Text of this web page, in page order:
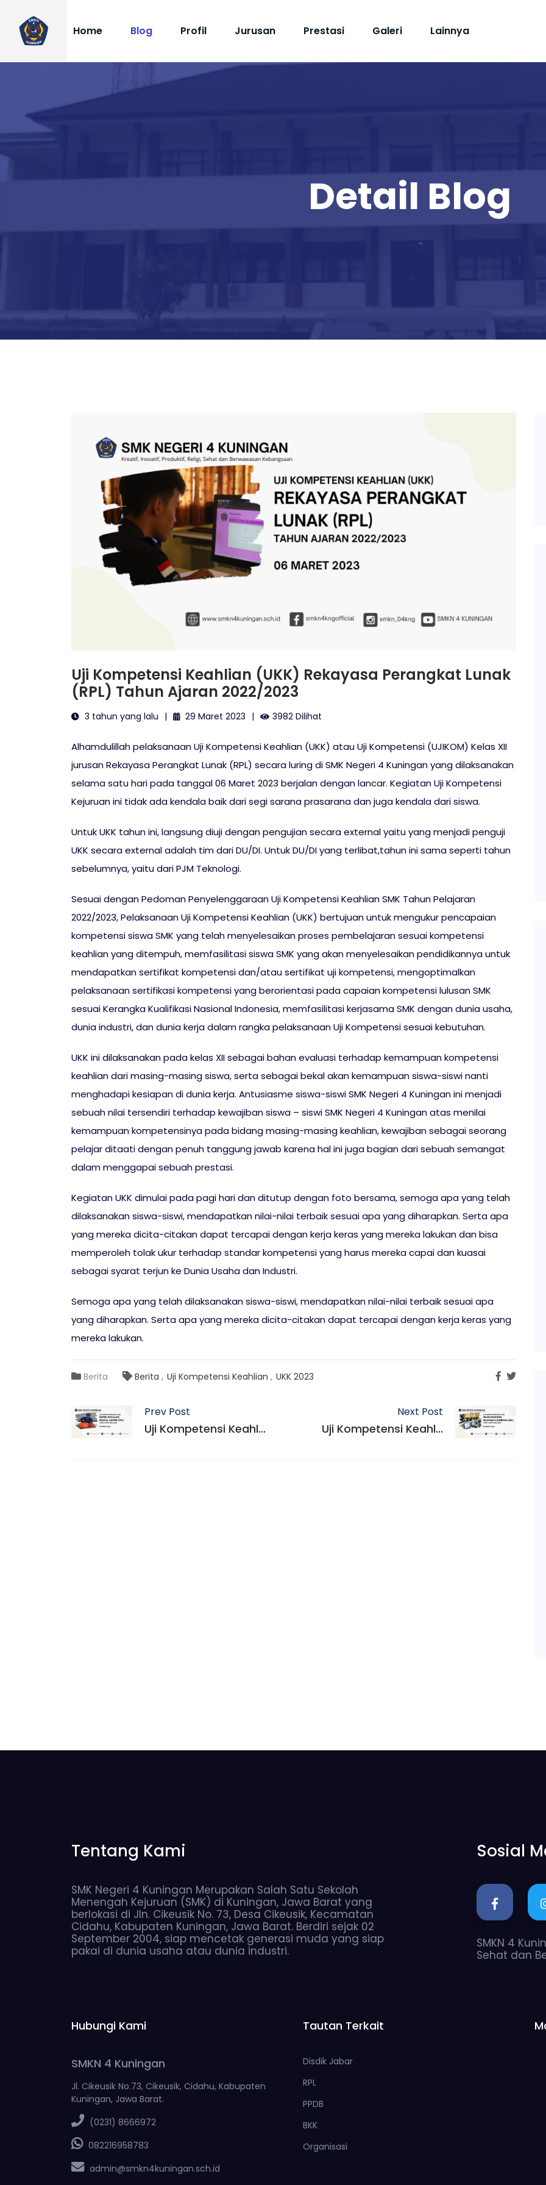
Home Blog Profil Jurusan Prestasi Galeri Lainnya
Detail Blog
Uji Kompetensi Keahlian (UKK) Rekayasa Perangkat Lunak
(RPL) Tahun Ajaran 2022/2023
3 tahun yang lalu 29 Maret 2023 3982 Dilihat
Alhamdulillah pelaksanaan Uji Kompetensi Keahlian (UKK) atau Uji Kompetensi (UJIKOM) Kelas XII
jurusan Rekayasa Perangkat Lunak (RPL) secara luring di SMK Negeri 4 Kuningan yang dilaksanakan
selama satu hari pada tanggal 06 Maret 2023 berjalan dengan lancar. Kegiatan Uji Kompetensi
Kejuruan ini tidak ada kendala baik dari segi sarana prasarana dan juga kendala dari siswa.
Untuk UKK tahun ini, langsung diuji dengan pengujian secara external yaitu yang menjadi penguji
UKK secara external adalah tim dari DU/DI. Untuk DU/DI yang terlibat,tahun ini sama seperti tahun
sebelumnya, yaitu dari PJM Teknologi.
Sesuai dengan Pedoman Penyelenggaraan Uji Kompetensi Keahlian SMK Tahun Pelajaran
2022/2023, Pelaksanaan Uji Kompetensi Keahlian (UKK) bertujuan untuk mengukur pencapaian
kompetensi siswa SMK yang telah menyelesaikan proses pembelajaran sesuai kompetensi
keahlian yang ditempuh, memfasilitasi siswa SMK yang akan menyelesaikan pendidikannya untuk
mendapatkan sertifikat kompetensi dan/atau sertifikat uji kompetensi, mengoptimalkan
pelaksanaan sertifikasi kompetensi yang berorientasi pada capaian kompetensi lulusan SMK
sesuai Kerangka Kualifikasi Nasional Indonesia, memfasilitasi kerjasama SMK dengan dunia usaha,
dunia industri, dan dunia kerja dalam rangka pelaksanaan Uji Kompetensi sesuai kebutuhan.
UKK ini dilaksanakan pada kelas XII sebagai bahan evaluasi terhadap kemampuan kompetensi
keahlian dari masing-masing siswa, serta sebagai bekal akan kemampuan siswa-siswi nanti
menghadapi kesiapan di dunia kerja. Antusiasme siswa-siswi SMK Negeri 4 Kuningan ini menjadi
sebuah nilai tersendiri terhadap kewajiban siswa – siswi SMK Negeri 4 Kuningan atas menilai
kemampuan kompetensinya pada bidang masing-masing keahlian, kewajiban sebagai seorang
pelajar ditaati dengan penuh tanggung jawab karena hal ini juga bagian dari sebuah semangat
dalam menggapai sebuah prestasi.
Kegiatan UKK dimulai pada pagi hari dan ditutup dengan foto bersama, semoga apa yang telah
dilaksanakan siswa-siswi, mendapatkan nilai-nilai terbaik sesuai apa yang diharapkan. Serta apa
yang mereka dicita-citakan dapat tercapai dengan kerja keras yang mereka lakukan dan bisa
memperoleh tolak ukur terhadap standar kompetensi yang harus mereka capai dan kuasai
sebagai syarat terjun ke Dunia Usaha dan Industri.
Semoga apa yang telah dilaksanakan siswa-siswi, mendapatkan nilai-nilai terbaik sesuai apa
yang diharapkan. Serta apa yang mereka dicita-citakan dapat tercapai dengan kerja keras yang
mereka lakukan.
Berita Berita Uji Kompetensi Keahlian UKK 2023
Prev Post
Uji Kompetensi Keahl...
Next Post
Uji Kompetensi Keahl...
Tentang Kami
SMK Negeri 4 Kuningan Merupakan Salah Satu Sekolah
Menengah Kejuruan (SMK) di Kuningan, Jawa Barat yang
berlokasi di Jln. Cikeusik No. 73, Desa Cikeusik, Kecamatan
Cidahu, Kabupaten Kuningan, Jawa Barat. Berdiri sejak 02
September 2004, siap mencetak generasi muda yang siap
pakai di dunia usaha atau dunia industri.
Sosial
SMKN 4
Sehat dan
Hubungi Kami
SMKN 4 Kuningan
Jl. Cikeusik No.73, Cikeusik, Cidahu, Kabupaten
Kuningan, Jawa Barat.
(0231) 8666972
082216958783
admin@smkn4kuningan.sch.id
Tautan Terkait
Disdik Jabar
RPL
PPDB
BKK
Organisasi